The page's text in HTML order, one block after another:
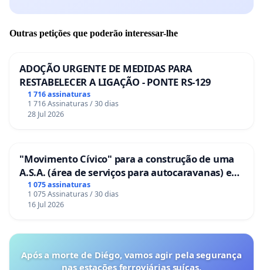
Outras petições que poderão interessar-lhe
ADOÇÃO URGENTE DE MEDIDAS PARA
RESTABELECER A LIGAÇÃO - PONTE RS-129
1 716 assinaturas
1 716 Assinaturas / 30 dias
28 Jul 2026
"Movimento Cívico" para a construção de uma
A.S.A. (área de serviços para autocaravanas) em
Coimbra
1 075 assinaturas
1 075 Assinaturas / 30 dias
16 Jul 2026
Após a morte de Diégo, vamos agir pela segurança
nas estações ferroviárias suíças.